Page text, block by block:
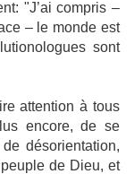
"J’ai compris –
– le monde est
sont
attention à tous
encore, de se
désorientation,
de Dieu, et